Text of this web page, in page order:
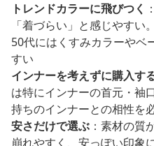
トレンドカラーに飛びつく
「着づらい」と感じやすい。
50代にはくすみカラーやベ
すい
インナーを考えずに購入す
は特にインナーの首元・袖
持ちのインナーとの相性を
安さだけで選ぶ ：素材の質
崩れやすく、安っぽい印象